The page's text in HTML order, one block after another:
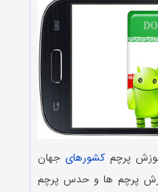
پرچم کشورهای جهان
پرچم ها و حدس پرچم